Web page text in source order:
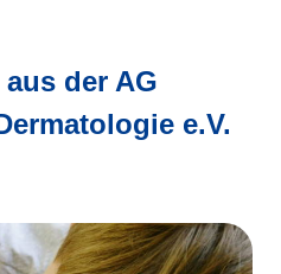
der AG
e.V.